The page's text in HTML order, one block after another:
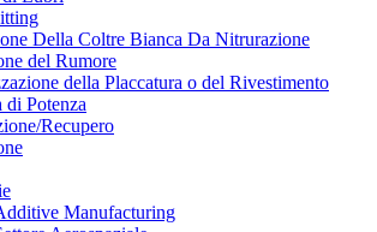
Della Coltre Bianca Da Nitrurazione
del Rumore
della Placcatura o del Rivestimento
di Potenza
Recupero
Manufacturing